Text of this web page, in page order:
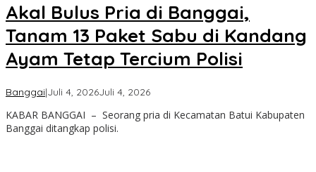
Akal Bulus Pria di Banggai,
Tanam 13 Paket Sabu di Kandang
Ayam Tetap Tercium Polisi
Banggai|Juli 4, 2026Juli 4, 2026oleh
Kabar
KABAR BANGGAI – Seorang pria di Kecamatan Batui Kabupaten
Banggai ditangkap polisi.